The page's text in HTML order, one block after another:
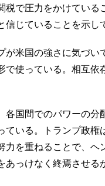
税で圧力をかけている
信じていることを示し
米国の強さに気づい
で使っている。相互
国間でのパワーの分
ている。トランプ政権
力を重ねることで、ヘ
あっけなく終焉させる